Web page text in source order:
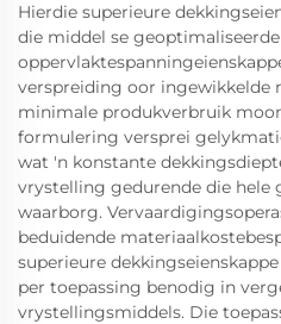
Hierdie superieure
die middel se
verspreiding oor ingewikkelde
minimale produkverbruik
formulering versprei
wat 'n konstante
vrystelling gedurende die hele
waarborg.
beduidende
superieure
per toepassing benodig in
vrystellingsmiddels. Die